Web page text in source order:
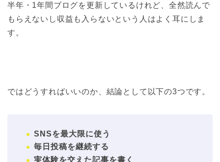
半年・1年間ブログを更新しているけれど、全然読んで
もらえないし収益も入らないという人はよく耳にしま
す。
ではどうすればいいのか、結論として以下の3つです。
SNSを最大限に使う
毎日投稿を継続する
実体験を交えた記事を書く